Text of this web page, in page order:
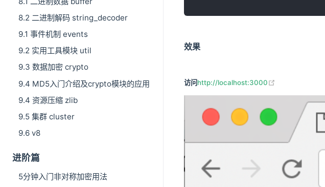
8.2 二进制解码 string_decoder
9.1 事件机制 events
9.2 实用工具模块 util
9.3 数据加密 crypto
9.4 MD5入门介绍及crypto模块的应用
9.4 资源压缩 zlib
9.5 集群 cluster
9.6 v8
进阶篇
5分钟入门非对称加密用法
效果
访问http://localhost:3000